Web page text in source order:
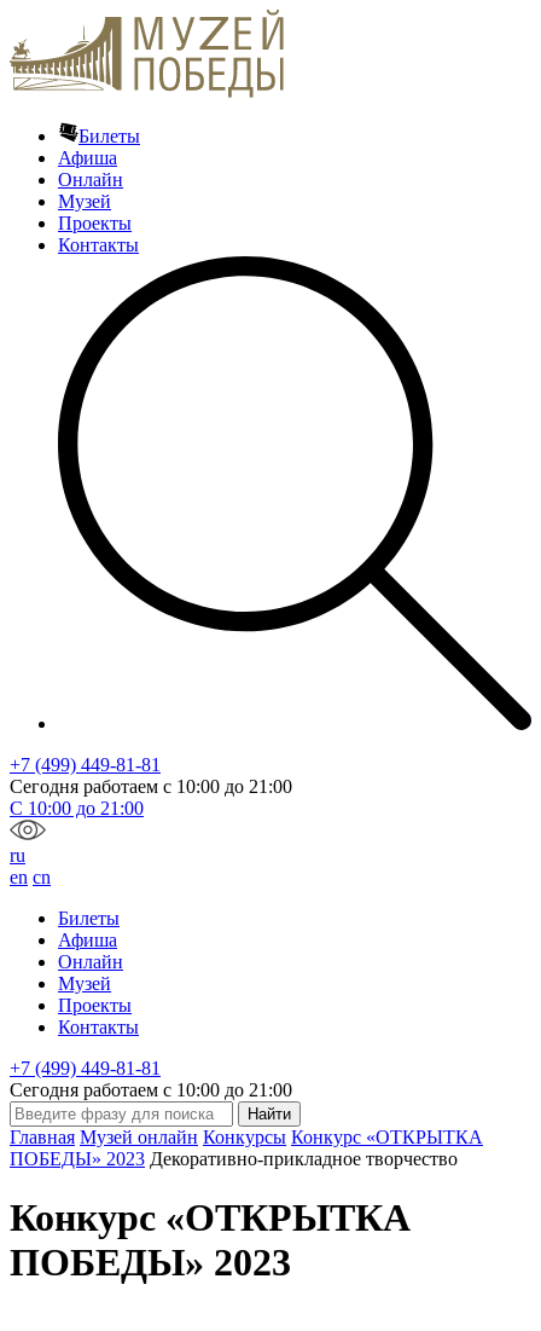
Билеты
Афиша
Онлайн
Музей
Проекты
Контакты
+7 (499) 449-81-81
Сегодня работаем с 10:00 до 21:00
С 10:00 до 21:00
ru
en cn
Билеты
Афиша
Онлайн
Музей
Проекты
Контакты
+7 (499) 449-81-81
Сегодня работаем с 10:00 до 21:00
Главная Музей онлайн Конкурсы Конкурс «ОТКРЫТКА
ПОБЕДЫ» 2023 Декоративно-прикладное творчество
Конкурс «ОТКРЫТКА
ПОБЕДЫ» 2023